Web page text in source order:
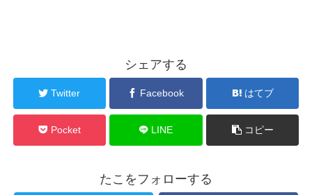
シェアする
Twitter Facebook はてブ
Pocket LINE コピー
たこをフォローする